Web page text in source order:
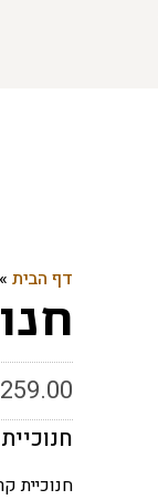
דף הבית »
259.00
חנוכיית